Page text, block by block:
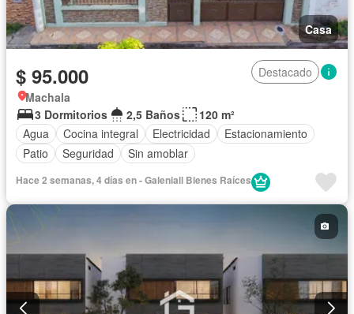
Casa
$ 95.000
Destacado
Machala
3 Dormitorios
2,5 Baños
120 m²
Agua
Cocina integral Electricidad
Estacionamiento
Patio
Seguridad Sin amoblar
Hace 2 semanas, 4 días en - Galeniall Bienes Raíces